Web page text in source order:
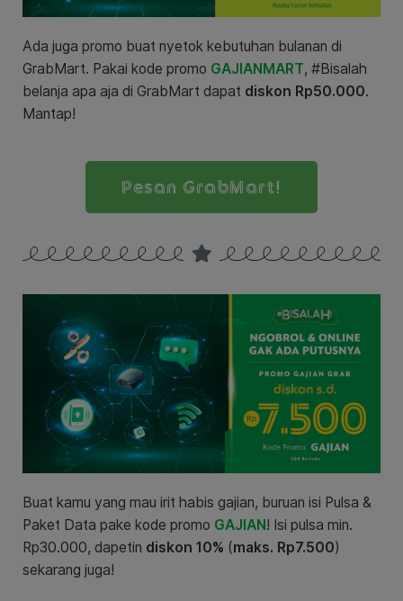
Ada juga promo buat nyetok kebutuhan bulanan di
GrabMart. Pakai kode promo GAJIANMART, #Bisalah
belanja apa aja di GrabMart dapat diskon Rp50.000.
Mantap!
Pesan GrabMart!
Buat kamu yang mau irit habis gajian, buruan isi Pulsa &
Paket Data pake kode promo GAJIAN! Isi pulsa min.
Rp30.000, dapetin diskon 10% (maks. Rp7.500)
sekarang juga!